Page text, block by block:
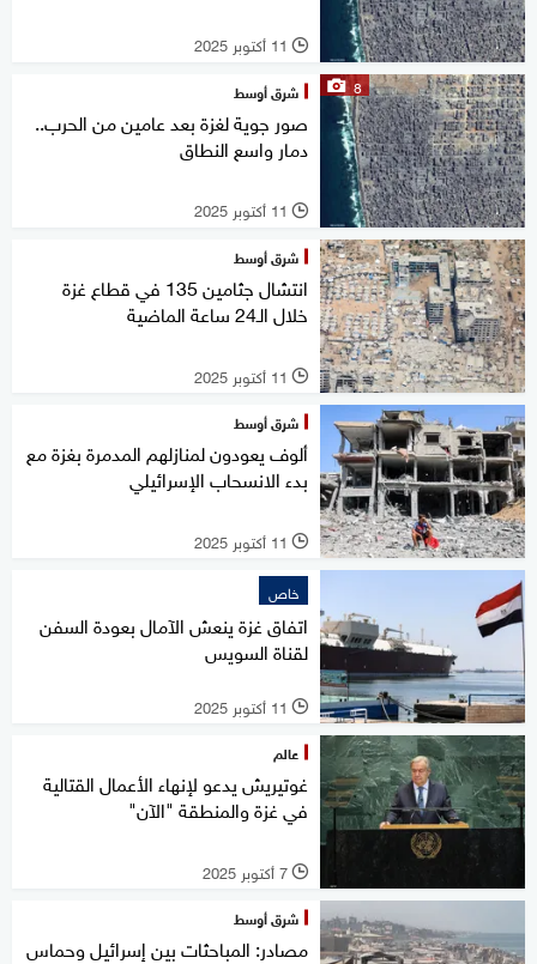
l 11 أكتوبر 2025
8 شرق أوسط
صور جوية لغزة بعد عامين من الحرب..
دمار واسع النطاق
l 11 أكتوبر 2025
شرق أوسط
انتشال جثامين 135 في قطاع غزة
خلال الـ24 ساعة الماضية
l 11 أكتوبر 2025
شرق أوسط
ألوف يعودون لمنازلهم المدمرة بغزة مع
بدء الانسحاب الإسرائيلي
l 11 أكتوبر 2025
خاص
اتفاق غزة ينعش الآمال بعودة السفن
لقناة السويس
l 11 أكتوبر 2025
عالم
غوتيريش يدعو لإنهاء الأعمال القتالية
في غزة والمنطقة "الآن"
l 7 أكتوبر 2025
شرق أوسط
مصادر: المباحثات بين إسرائيل وحماس